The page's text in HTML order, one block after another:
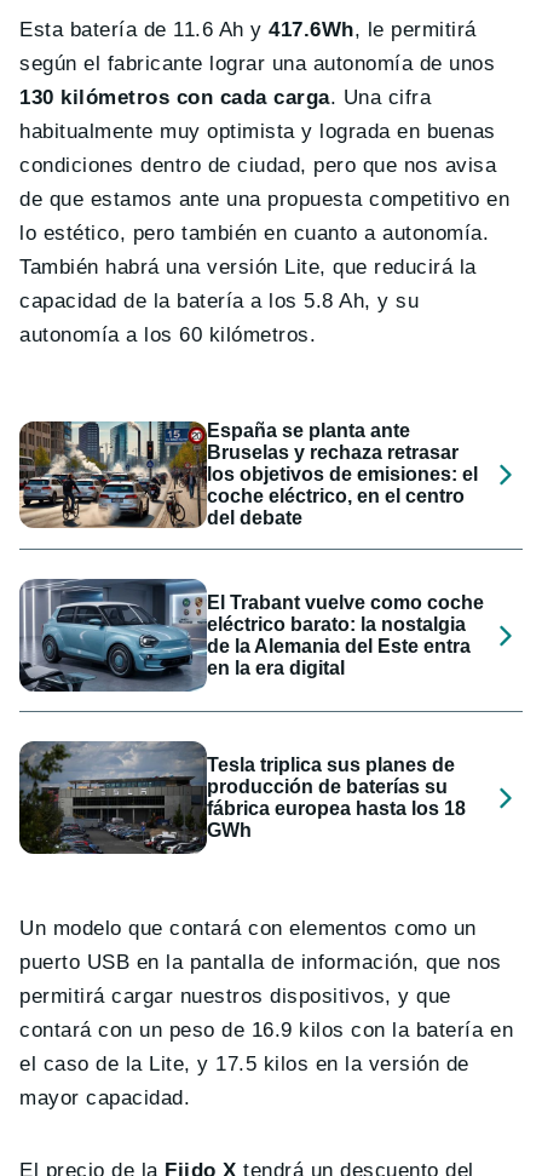
Esta batería de 11.6 Ah y 417.6Wh, le permitirá
según el fabricante lograr una autonomía de unos
130 kilómetros con cada carga. Una cifra
habitualmente muy optimista y lograda en buenas
condiciones dentro de ciudad, pero que nos avisa
de que estamos ante una propuesta competitivo en
lo estético, pero también en cuanto a autonomía.
También habrá una versión Lite, que reducirá la
capacidad de la batería a los 5.8 Ah, y su
autonomía a los 60 kilómetros.
España se planta ante
Bruselas y rechaza retrasar
los objetivos de emisiones: el
coche eléctrico, en el centro
del debate
El Trabant vuelve como coche
eléctrico barato: la nostalgia
de la Alemania del Este entra
en la era digital
Tesla triplica sus planes de
producción de baterías su
fábrica europea hasta los 18
GWh
Un modelo que contará con elementos como un
puerto USB en la pantalla de información, que nos
permitirá cargar nuestros dispositivos, y que
contará con un peso de 16.9 kilos con la batería en
el caso de la Lite, y 17.5 kilos en la versión de
mayor capacidad.
El precio de la Fiido X tendrá un descuento del